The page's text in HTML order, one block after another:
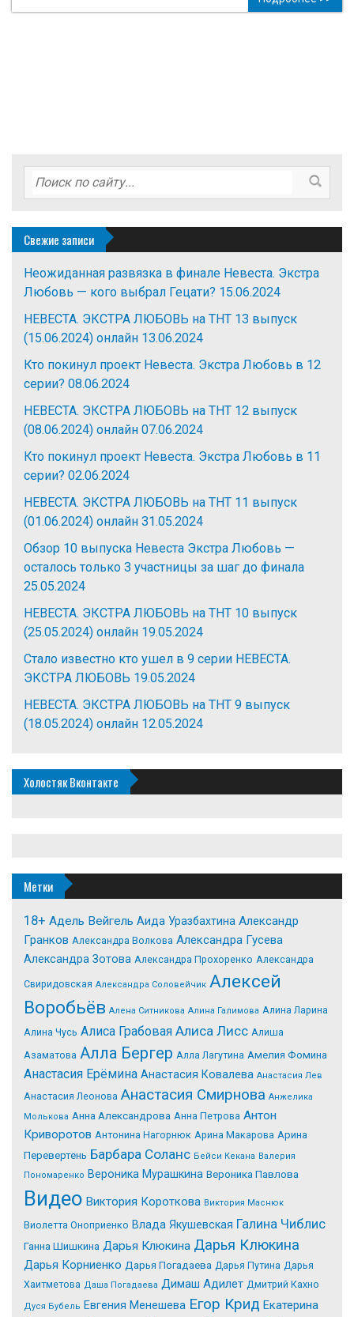
Свежие записи
Неожиданная развязка в финале Невеста. Экстра
Любовь — кого выбрал Гецати? 15.06.2024
НЕВЕСТА. ЭКСТРА ЛЮБОВЬ на ТНТ 13 выпуск
(15.06.2024) онлайн 13.06.2024
Кто покинул проект Невеста. Экстра Любовь в 12
серии? 08.06.2024
НЕВЕСТА. ЭКСТРА ЛЮБОВЬ на ТНТ 12 выпуск
(08.06.2024) онлайн 07.06.2024
Кто покинул проект Невеста. Экстра Любовь в 11
серии? 02.06.2024
НЕВЕСТА. ЭКСТРА ЛЮБОВЬ на ТНТ 11 выпуск
(01.06.2024) онлайн 31.05.2024
Обзор 10 выпуска Невеста Экстра Любовь —
осталось только 3 участницы за шаг до финала
25.05.2024
НЕВЕСТА. ЭКСТРА ЛЮБОВЬ на ТНТ 10 выпуск
(25.05.2024) онлайн 19.05.2024
Стало известно кто ушел в 9 серии НЕВЕСТА.
ЭКСТРА ЛЮБОВЬ 19.05.2024
НЕВЕСТА. ЭКСТРА ЛЮБОВЬ на ТНТ 9 выпуск
(18.05.2024) онлайн 12.05.2024
Холостяк Вконтакте
Метки
18+ Адель Вейгель Аида Уразбахтина Александр
Гранков Александра Волкова Александра Гусева
Александра Зотова Александра Прохоренко Александра
Свиридовская Александра Соловейчик Алексей
Воробьёв Алена Ситникова Алина Галимова Алина Ларина
Алина Чусь Алиса Грабовая Алиса Лисс Алиша
Азаматова Алла Бергер Алла Лагутина Амелия Фомина
Анастасия Ерёмина Анастасия Ковалева Анастасия Лев
Анастасия Леонова Анастасия Смирнова Анжелика
Молькова Анна Александрова Анна Петрова Антон
Криворотов Антонина Нагорнюк Арина Макарова Арина
Перевертень Барбара Соланс Бейси Кекана Валерия
Пономаренко Вероника Мурашкина Вероника Павлова
Видео Виктория Короткова Виктория Маснюк
Виолетта Оноприенко Влада Якушевская Галина Чиблис
Ганна Шишкина Дарья Клюкина Дарья Клюкина
Дарья Корниенко Дарья Погадаева Дарья Путина Дарья
Хаитметова Даша Погадаева Димаш Адилет Дмитрий Кахно
Дуся Бубель Евгения Менешева Егор Крид Екатерина